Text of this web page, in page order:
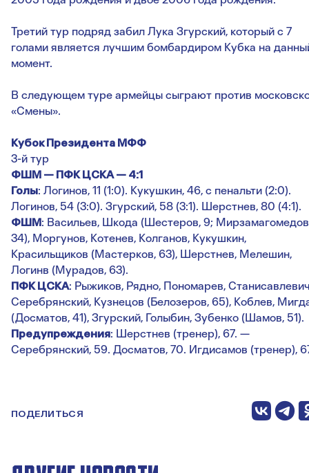
Третий тур подряд забил Лука Згурский, который с 7
голами является лучшим бомбардиром Кубка на
момент.
В следующем туре армейцы сыграют против
«Смены».
Кубок Президента МФФ
3-й тур
ФШМ — ПФК ЦСКА — 4:1
Голы: Логинов, 11 (1:0). Кукушкин, 46, с пенальти (2:0).
Логинов, 54 (3:0). Згурский, 58 (3:1). Шерстнев, 80 (4:1).
ФШМ: Васильев, Шкода (Шестеров, 9;
34), Моргунов, Котенев, Колганов, Кукушкин,
Красильщиков (Мастерков, 63), Шерстнев, Мелешин,
Логинв (Мурадов, 63).
ПФК ЦСКА: Рыжиков, Рядно, Пономарев,
Серебрянский, Кузнецов (Белозеров, 65), Коблев,
(Досматов, 41), Згурский, Голыбин, Зубенко (Шамов, 51).
Предупреждения: Шерстнев (тренер), 67. —
Серебрянский, 59. Досматов, 70. Игдисамов (тренер),
ПОДЕЛИТЬСЯ